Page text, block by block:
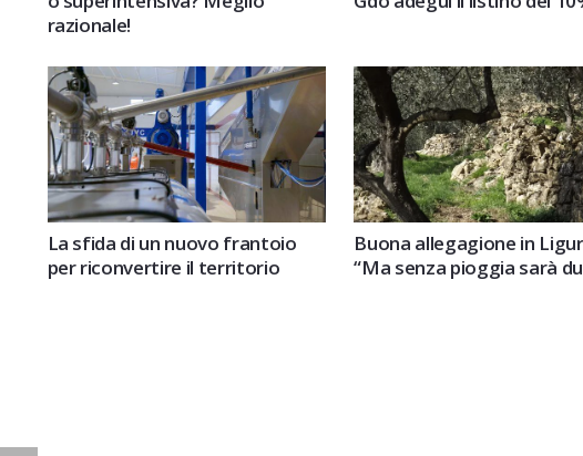
razionale!
La sfida di un nuovo frantoio
per riconvertire il territorio
Buona allegagione in
“Ma senza pioggia sarà